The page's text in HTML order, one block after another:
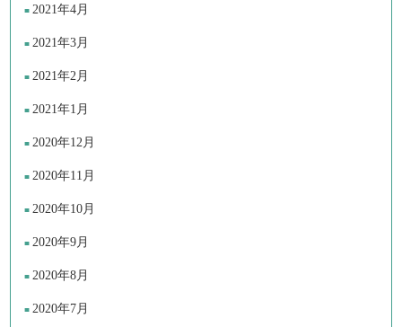
2021年4月
2021年3月
2021年2月
2021年1月
2020年12月
2020年11月
2020年10月
2020年9月
2020年8月
2020年7月